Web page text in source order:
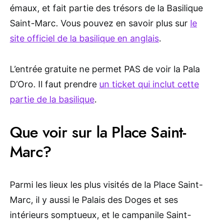
émaux, et fait partie des trésors de la Basilique
Saint-Marc. Vous pouvez en savoir plus sur le
site officiel de la basilique en anglais.
L’entrée gratuite ne permet PAS de voir la Pala
D’Oro. Il faut prendre un ticket qui inclut cette
partie de la basilique.
Que voir sur la Place Saint-
Marc?
Parmi les lieux les plus visités de la Place Saint-
Marc, il y aussi le Palais des Doges et ses
intérieurs somptueux, et le campanile Saint-